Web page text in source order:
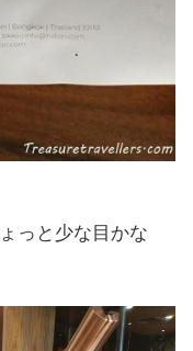
っと少な目かな